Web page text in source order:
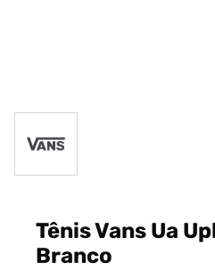
Tênis Vans Ua
Branco